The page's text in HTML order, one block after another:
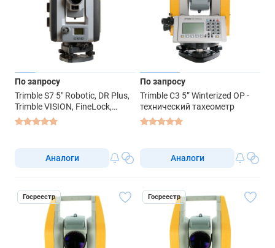
По запросу
Trimble S7 5" Robotic, DR Plus,
Trimble VISION, FineLock,
Scanning Capable -
роботизированный
Аналоги
По запросу
Trimble C3 5” Winterized OP -
технический тахеометр
Аналоги
Госреестр Госреестр